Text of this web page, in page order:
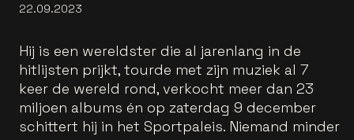
22.09.2023
Hij is een wereldster die al jarenlang in de
hitlijsten prijkt, tourde met zijn muziek al 7
keer de wereld rond, verkocht meer dan 23
miljoen albums én op zaterdag 9 december
schittert hij in het Sportpaleis. Niemand minder